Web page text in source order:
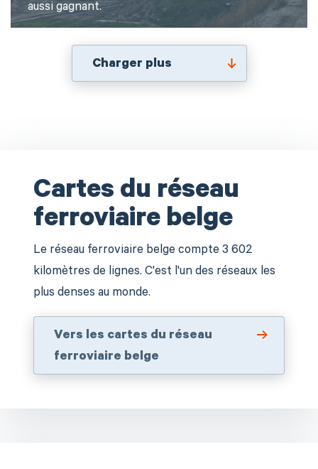
aussi gagnant.
Charger plus
Cartes du réseau
ferroviaire belge
Le réseau ferroviaire belge compte 3 602
kilomètres de lignes. C'est l'un des réseaux les
plus denses au monde.
Vers les cartes du réseau
ferroviaire belge